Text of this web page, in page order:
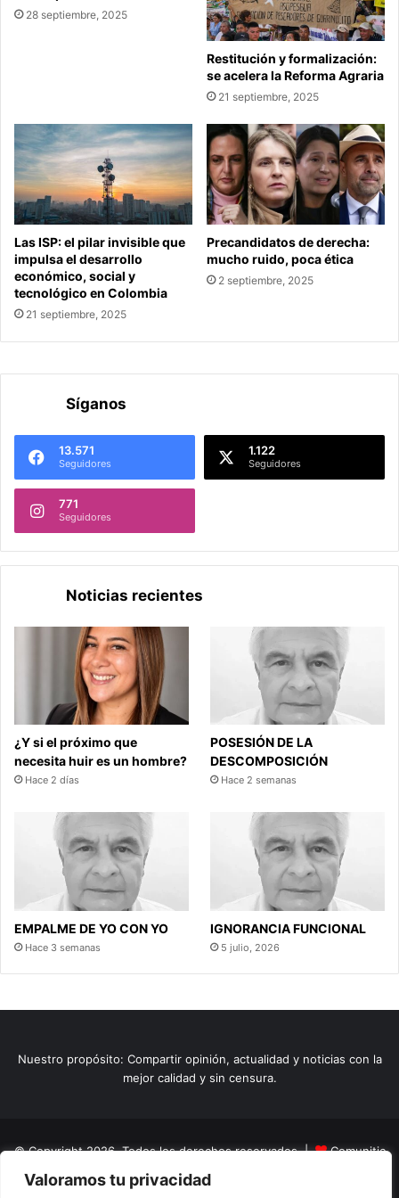
Valoramos tu privacidad
28 septiembre, 2025
Restitución y formalización:
se acelera la Reforma Agraria
21 septiembre, 2025
Las ISP: el pilar invisible que
impulsa el desarrollo
económico, social y
tecnológico en Colombia
21 septiembre, 2025
Precandidatos de derecha:
mucho ruido, poca ética
2 septiembre, 2025
Síganos
13.571
Seguidores
1.122
Seguidores
771
Seguidores
Noticias recientes
¿Y si el próximo que
necesita huir es un hombre?
Hace 2 días
POSESIÓN DE LA
DESCOMPOSICIÓN
Hace 2 semanas
EMPALME DE YO CON YO
Hace 3 semanas
IGNORANCIA FUNCIONAL
5 julio, 2026
Nuestro propósito: Compartir opinión, actualidad y noticias con la
mejor calidad y sin censura.
© Copyright 2026, Todos los derechos reservados |
Comunitic
SAS BICNit 901228106